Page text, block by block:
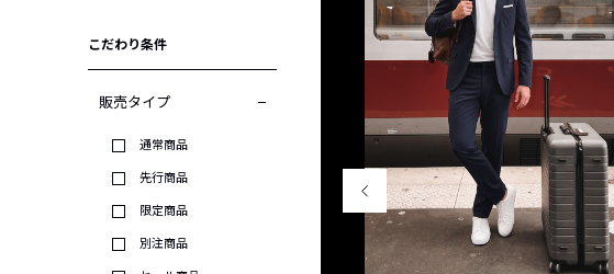
こだわり条件
販売タイプ
通常商品
先行商品
限定商品
別注商品